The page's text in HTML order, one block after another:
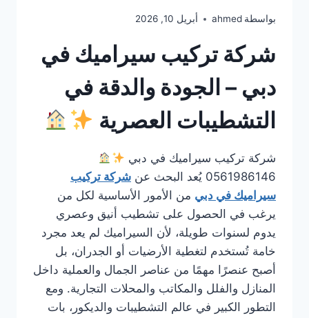
بواسطة ahmed أبريل 10, 2026
شركة تركيب سيراميك في
دبي – الجودة والدقة في
التشطيبات العصرية
شركة تركيب سيراميك في دبي
0561986146 يُعد البحث عن
شركة تركيب
سيراميك في دبي من الأمور الأساسية لكل من
يرغب في الحصول على تشطيب أنيق وعصري
يدوم لسنوات طويلة، لأن السيراميك لم يعد مجرد
خامة تُستخدم لتغطية الأرضيات أو الجدران، بل
أصبح عنصرًا مهمًا من عناصر الجمال والعملية داخل
المنازل والفلل والمكاتب والمحلات التجارية. ومع
التطور الكبير في عالم التشطيبات والديكور، بات